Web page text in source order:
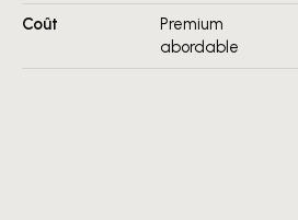
Coût
Premium
abordable